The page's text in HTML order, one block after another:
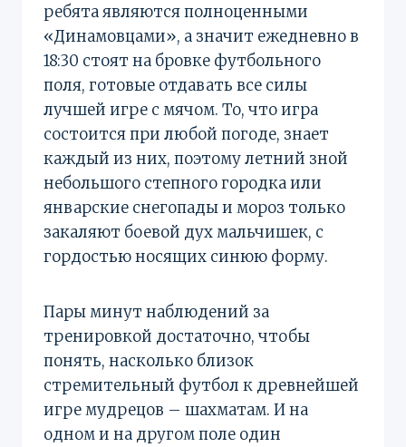
ребята являются полноценными
«Динамовцами», а значит ежедневно в
18:30 стоят на бровке футбольного
поля, готовые отдавать все силы
лучшей игре с мячом. То, что игра
состоится при любой погоде, знает
каждый из них, поэтому летний зной
небольшого степного городка или
январские снегопады и мороз только
закаляют боевой дух мальчишек, с
гордостью носящих синюю форму.
Пары минут наблюдений за
тренировкой достаточно, чтобы
понять, насколько близок
стремительный футбол к древнейшей
игре мудрецов – шахматам. И на
одном и на другом поле один